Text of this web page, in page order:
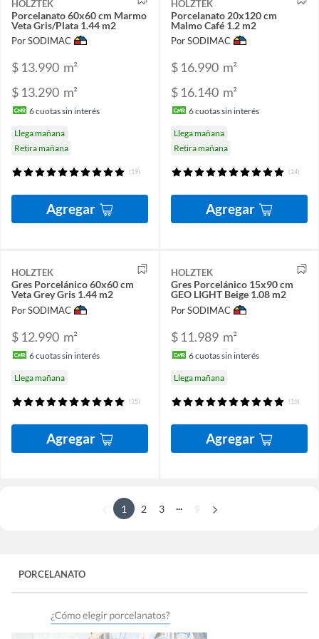
HOLZTEK
Porcelanato 60x60 cm Marmo
Veta Gris/Plata 1.44 m2
Por SODIMAC
$ 13.990 m²
$ 13.290 m²
6cuotas sin interés
Llega mañana
Retira mañana
(19)
Agregar
HOLZTEK
Porcelanato 20x120 cm
Malmo Café 1.2 m2
Por SODIMAC
$ 16.990 m²
$ 16.140 m²
6cuotas sin interés
Llega mañana
Retira mañana
(14)
Agregar
HOLZTEK
Gres Porcelánico 60x60 cm
Veta Grey Gris 1.44 m2
Por SODIMAC
$ 12.990 m²
6cuotas sin interés
Llega mañana
(15)
Agregar
HOLZTEK
Gres Porcelánico 15x90 cm
GEO LIGHT Beige 1.08 m2
Por SODIMAC
$ 11.989 m²
6cuotas sin interés
Llega mañana
(16)
Agregar
1 2 3 9
PORCELANATO